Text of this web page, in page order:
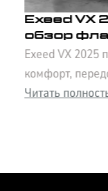
Exeed VX
обзор
Exeed VX 2025
комфорт,
просторный
Читать